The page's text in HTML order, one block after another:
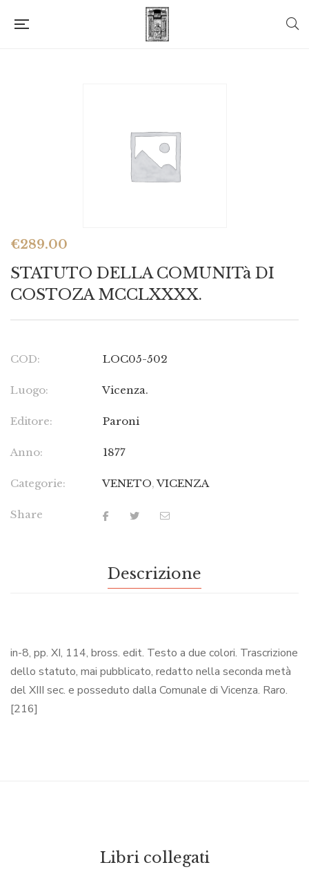
€289.00
STATUTO DELLA COMUNITà DI
COSTOZA MCCLXXXX.
COD: LOC05-502
Luogo: Vicenza.
Editore: Paroni
Anno: 1877
Categorie: VENETO,VICENZA
Share
Descrizione
in-8, pp. XI, 114, bross. edit. Testo a due colori. Trascrizione
dello statuto, mai pubblicato, redatto nella seconda metà
del XIII sec. e posseduto dalla Comunale di Vicenza. Raro.
[216]
Libri collegati